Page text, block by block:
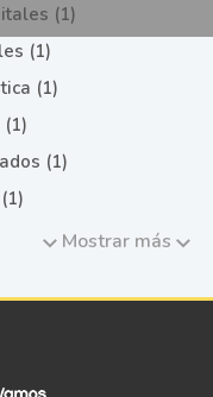
(1)
(1)
(1)
(1)
Mostrar más